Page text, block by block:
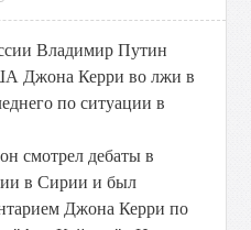
Владимир Путин
Джона Керри во лжи в
по ситуации в
смотрел дебаты в
в Сирии и был
Джона Керри по